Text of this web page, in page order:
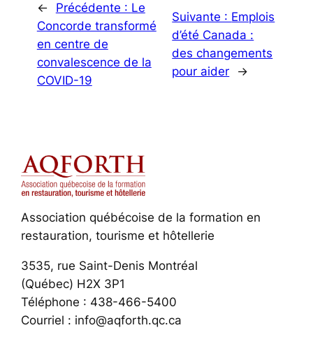
← Précédente : Le
Concorde transformé
en centre de
convalescence de la
COVID-19
Suivante : Emplois
d’été Canada :
des changements
pour aider
→
Association québécoise de la formation en
restauration, tourisme et hôtellerie
3535, rue Saint-Denis Montréal
(Québec) H2X 3P1
Téléphone : 438-466-5400
Courriel : info@aqforth.qc.ca